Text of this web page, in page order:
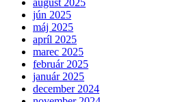
jún 2025
máj 2025
apríl 2025
marec 2025
február 2025
január 2025
december 2024